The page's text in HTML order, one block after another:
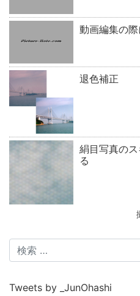
動画編集の
退色補正
絹目写真の
る
検
索:
Tweets by _JunOhashi